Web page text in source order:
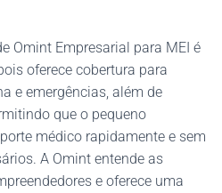
Omint Empresarial para MEI é
oferece cobertura para
e emergências, além de
que o pequeno
médico rapidamente e sem
A Omint entende as
e oferece uma